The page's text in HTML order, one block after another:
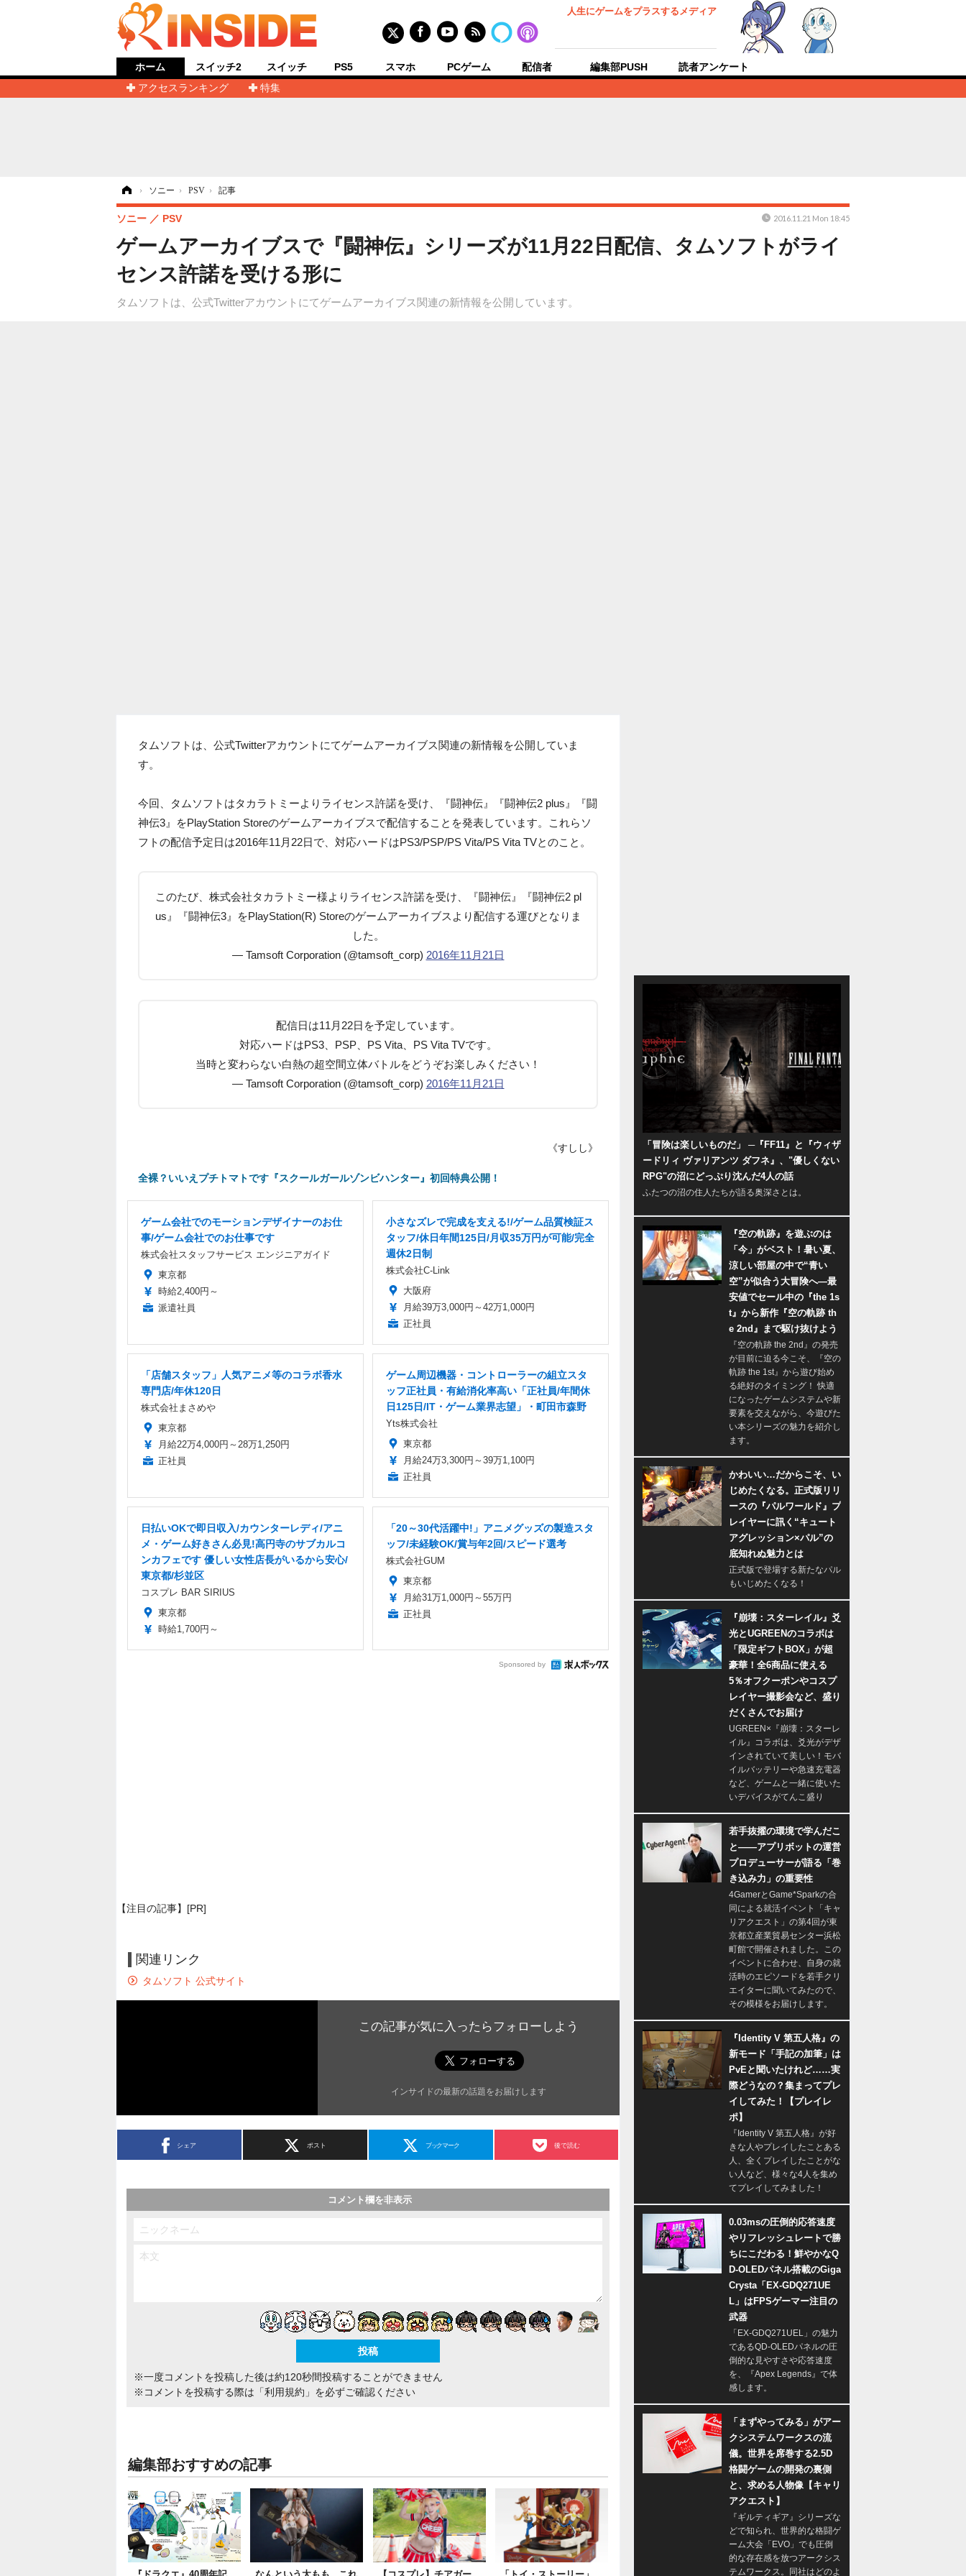
人生にゲームをプラスするメディア
ホーム
アクセスランキング
特集
スイッチ2 スイッチ PS5 スマホ PCゲーム 配信者 編集部PUSH 読者アンケート
› ソニー › PSV › 記事
ゲームアーカイブスで『闘神伝』シリーズが11月22日配信、タムソフトがライ
センス許諾を受ける形に
タムソフトは、公式Twitterアカウントにてゲームアーカイブス関連の新情報を公開しています。
ソニー PSV 2016.11.21 Mon 18:45
タムソフトは、公式Twitterアカウントにてゲームアーカイブス関連の新情報を公開していま
す。
今回、タムソフトはタカラトミーよりライセンス許諾を受け、『闘神伝』『闘神伝2 plus』『闘
神伝3』をPlayStation Storeのゲームアーカイブスで配信することを発表しています。これらソ
フトの配信予定日は2016年11月22日で、対応ハードはPS3/PSP/PS Vita/PS Vita TVとのこと。
このたび、株式会社タカラトミー様よりライセンス許諾を受け、『闘神伝』『闘神伝2 pl
us』『闘神伝3』をPlayStation(R) Storeのゲームアーカイブスより配信する運びとなりま
した。
— Tamsoft Corporation (@tamsoft_corp) 2016年11月21日
配信日は11月22日を予定しています。
対応ハードはPS3、PSP、PS Vita、PS Vita TVです。
当時と変わらない白熱の超空間立体バトルをどうぞお楽しみください！
— Tamsoft Corporation (@tamsoft_corp) 2016年11月21日
《すしし》
全裸？いいえプチトマトです『スクールガールゾンビハンター』初回特典公開！
ゲーム会社でのモーションデザイナーのお仕
事/ゲーム会社でのお仕事です
株式会社スタッフサービス エンジニアガイド
東京都
時給2,400円～
派遣社員
小さなズレで完成を支える!/ゲーム品質検証ス
タッフ/休日年間125日/月収35万円が可能/完全
週休2日制
株式会社C-Link
大阪府
月給39万3,000円～42万1,000円
正社員
「店舗スタッフ」人気アニメ等のコラボ香水
専門店/年休120日
株式会社まさめや
東京都
月給22万4,000円～28万1,250円
正社員
ゲーム周辺機器・コントローラーの組立スタ
ッフ正社員・有給消化率高い「正社員/年間休
日125日/IT・ゲーム業界志望」・町田市森野
Yts株式会社
東京都
月給24万3,300円～39万1,100円
正社員
日払いOKで即日収入/カウンターレディ/アニ
メ・ゲーム好きさん必見!高円寺のサブカルコ
ンカフェです 優しい女性店長がいるから安心/
東京都/杉並区
コスプレ BAR SIRIUS
東京都
時給1,700円～
「20～30代活躍中!」アニメグッズの製造スタ
ッフ/未経験OK/賞与年2回/スピード選考
株式会社GUM
東京都
月給31万1,000円～55万円
正社員
Sponsored by
【注目の記事】[PR]
関連リンク
タムソフト 公式サイト
この記事が気に入ったらフォローしよう
インサイドの最新の話題をお届けします
シェア ポスト ブックマーク 後で読む
コメント欄を非表示
※一度コメントを投稿した後は約120秒間投稿することができません
※コメントを投稿する際は 「利用規約」 を必ずご確認ください
編集部おすすめの記事
「冒険は楽しいものだ」 ─『FF11』と『ウィザ
ードリィ ヴァリアンツ ダフネ』、"優しくない
RPG"の沼にどっぷり沈んだ4人の話
ふたつの沼の住人たちが語る奥深さとは。
『空の軌跡』を遊ぶのは
「今」がベスト！暑い夏、
涼しい部屋の中で“青い
空”が似合う大冒険へ―最
安値でセール中の『the 1s
t』から新作『空の軌跡 th
e 2nd』まで駆け抜けよう
『空の軌跡 the 2nd』の発売
が目前に迫る今こそ、『空の
軌跡 the 1st』から遊び始め
る絶好のタイミング！ 快適
になったゲームシステムや新
要素を交えながら、今遊びた
い本シリーズの魅力を紹介し
ます。
かわいい…だからこそ、い
じめたくなる。正式版リリ
ースの『パルワールド』プ
レイヤーに訊く“キュート
アグレッション×パル”の
底知れぬ魅力とは
正式版で登場する新たなパル
もいじめたくなる！
『崩壊：スターレイル』爻
光とUGREENのコラボは
「限定ギフトBOX」が超
豪華！全6商品に使える
5％オフクーポンやコスプ
レイヤー撮影会など、盛り
だくさんでお届け
UGREEN×『崩壊：スターレ
イル』コラボは、爻光がデザ
インされていて美しい！モバ
イルバッテリーや急速充電器
など、ゲームと一緒に使いた
いデバイスがてんこ盛り
若手抜擢の環境で学んだこ
と――アプリボットの運営
プロデューサーが語る「巻
き込み力」の重要性
4GamerとGame*Sparkの合
同による就活イベント「キャ
リアクエスト」の第4回が東
京都立産業貿易センター浜松
町館で開催されました。この
イベントに合わせ、自身の就
活時のエピソードを若手クリ
エイターに聞いてみたので、
その模様をお届けします。
『Identity V 第五人格』の
新モード「手記の加筆」は
PvEと聞いたけれど……実
際どうなの？集まってプレ
イしてみた！【プレイレ
ポ】
『Identity V 第五人格』が好
きな人やプレイしたことある
人、全くプレイしたことがな
い人など、様々な4人を集め
てプレイしてみました！
0.03msの圧倒的応答速度
やリフレッシュレートで勝
ちにこだわる！鮮やかなQ
D-OLEDパネル搭載のGiga
Crysta「EX-GDQ271UE
L」はFPSゲーマー注目の
武器
「EX-GDQ271UEL」の魅力
であるQD-OLEDパネルの圧
倒的な見やすさや応答速度
を、『Apex Legends』で体
感します。
「まずやってみる」がアー
クシステムワークスの流
儀。世界を席巻する2.5D
格闘ゲームの開発の裏側
と、求める人物像【キャリ
アクエスト】
『ギルティギア』シリーズな
どで知られ、世界的な格闘ゲ
ーム大会「EVO」でも圧倒
的な存在感を放つアークシス
テムワークス。同社はどのよ